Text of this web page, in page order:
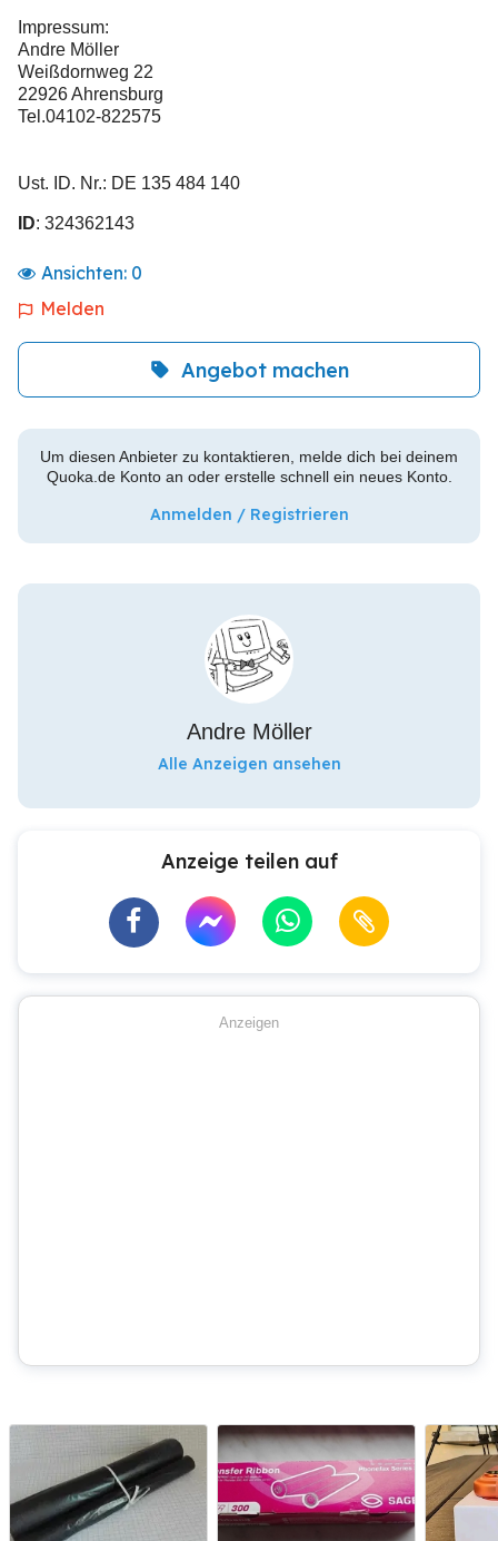
Impressum:
Andre Möller
Weißdornweg 22
22926 Ahrensburg
Tel.04102-822575
Ust. ID. Nr.: DE 135 484 140
ID: 324362143
Ansichten: 0
Melden
Angebot machen
Um diesen Anbieter zu kontaktieren, melde dich bei deinem
Quoka.de Konto an oder erstelle schnell ein neues Konto.
Anmelden / Registrieren
Andre Möller
Alle Anzeigen ansehen
Anzeige teilen auf
Anzeigen